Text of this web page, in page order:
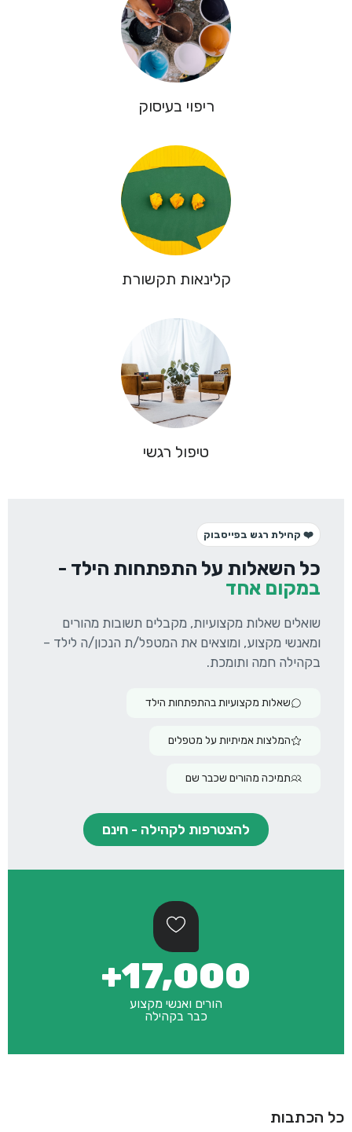
ריפוי בעיסוק
קלינאות תקשורת
טיפול רגשי
❤️ קהילת רגש בפייסבוק
כל השאלות על התפתחות הילד -
במקום אחד
שואלים שאלות מקצועיות, מקבלים תשובות מהורים
ומאנשי מקצוע, ומוצאים את המטפל/ת הנכון/ה לילד –
בקהילה חמה ותומכת.
שאלות מקצועיות בהתפתחות הילד
המלצות אמיתיות על מטפלים
תמיכה מהורים שכבר שם
להצטרפות לקהילה - חינם
17,000+
הורים ואנשי מקצוע
כבר בקהילה
כל הכתבות